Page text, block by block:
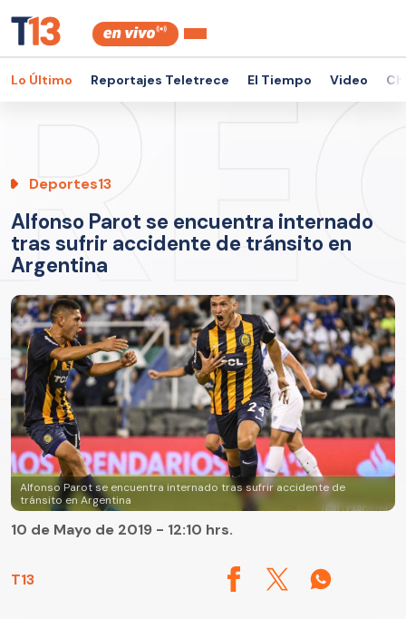
Lo Último Reportajes Teletrece El Tiempo Video
Deportes13
Alfonso Parot se encuentra internado
tras sufrir accidente de tránsito en
Argentina
Alfonso Parot se encuentra internado tras sufrir accidente de
tránsito en Argentina
T13
10 de Mayo de 2019 - 12:10 hrs.